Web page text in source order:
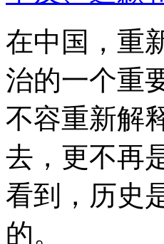
在中国，重
治的一个重
不容重新解
去，更不再
看到，历史
的。